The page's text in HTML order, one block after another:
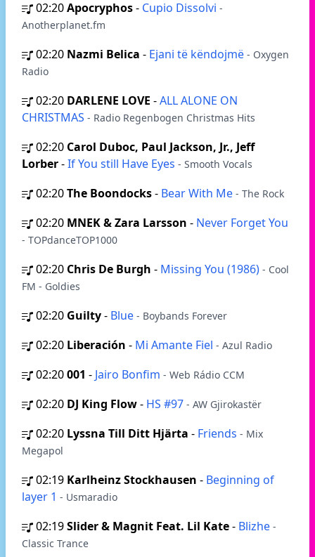
02:20Apocryphos- Cupio Dissolvi -
Anotherplanet.fm
02:20 Nazmi Belica - Ejani të këndojmë - Oxygen
Radio
02:20 DARLENE LOVE -ALL ALONE ON
CHRISTMAS - Radio Regenbogen Christmas Hits
02:20 Carol Duboc, Paul Jackson, Jr., Jeff
Lorber-If You still Have Eyes - Smooth Vocals
02:20The Boondocks- Bear With Me - The Rock
02:20 MNEK & Zara Larsson - Never Forget You
- TOPdanceTOP1000
02:20 Chris De Burgh - Missing You (1986) - Cool
FM - Goldies
02:20 Guilty- Blue - Boybands Forever
02:20 Liberación - Mi Amante Fiel - Azul Radio
02:20001 - Jairo Bonfim - Web Rádio CCM
02:20 DJ King Flow- HS #97 - AW Gjirokastër
02:20 Lyssna Till Ditt Hjärta - Friends - Mix
Megapol
02:19 Karlheinz Stockhausen - Beginning of
layer 1 - Usmaradio
02:19Slider & Magnit Feat. Lil Kate- Blizhe -
Classic Trance